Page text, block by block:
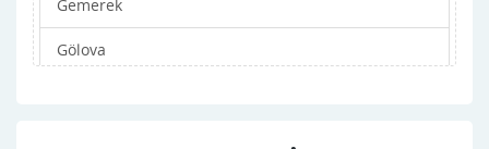
Gemerek
Gölova